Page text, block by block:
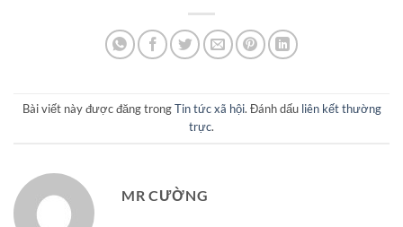
Bài viết này được đăng trongTin tức xã hội. Đánh dấu liên kết thường
trực.
MR CƯỜNG